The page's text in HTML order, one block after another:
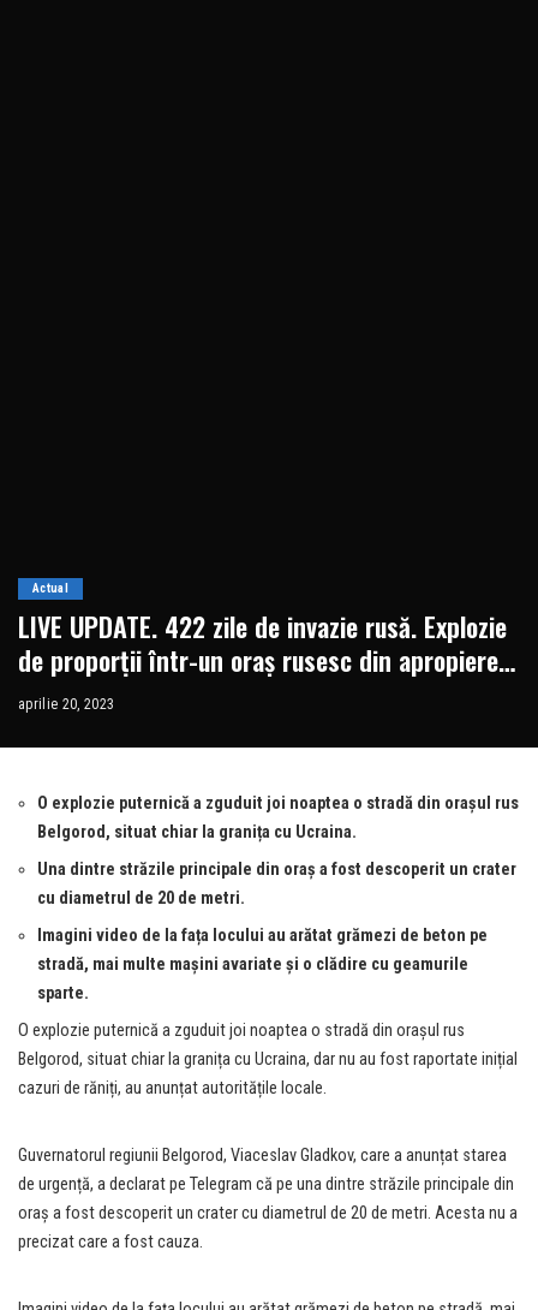
Actual
LIVE UPDATE. 422 zile de invazie rusă. Explozie
de proporții într-un oraș rusesc din apropierea
graniței cu Ucraina
aprilie 20, 2023
O explozie puternică a zguduit joi noaptea o stradă din orașul rus
Belgorod, situat chiar la granița cu Ucraina.
Una dintre străzile principale din oraș a fost descoperit un crater
cu diametrul de 20 de metri.
Imagini video de la fața locului au arătat grămezi de beton pe
stradă, mai multe mașini avariate și o clădire cu geamurile
sparte.
O explozie puternică a zguduit joi noaptea o stradă din orașul rus
Belgorod, situat chiar la granița cu Ucraina, dar nu au fost raportate inițial
cazuri de răniți, au anunțat autoritățile locale.
Guvernatorul regiunii Belgorod, Viaceslav Gladkov, care a anunțat starea
de urgență, a declarat pe Telegram că pe una dintre străzile principale din
oraș a fost descoperit un crater cu diametrul de 20 de metri. Acesta nu a
precizat care a fost cauza.